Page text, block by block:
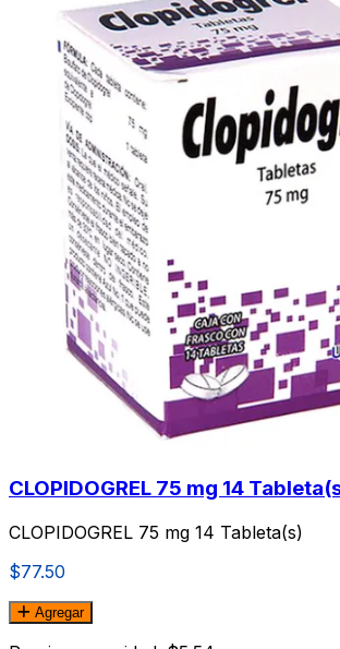
CLOPIDOGREL 75 mg 14
CLOPIDOGREL 75 mg 14 Tableta(s)
$77.50
Agregar